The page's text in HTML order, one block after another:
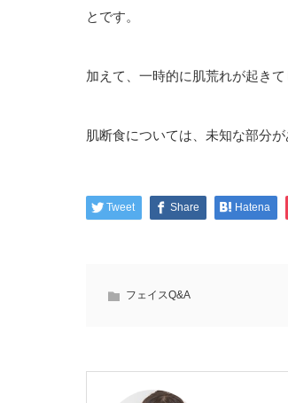
とです。
加えて、一時的に肌荒れが起き
肌断食については、未知な部分
Tweet Share Hatena
フェイスQ&A